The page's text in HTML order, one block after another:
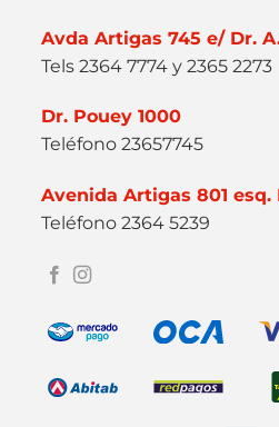
Avda Artigas 745 e/ Dr.
Tels 2364 7774 y 2365 2273
Dr. Pouey 1000
Teléfono 23657745
Avenida Artigas 801 esq.
Teléfono 2364 5239